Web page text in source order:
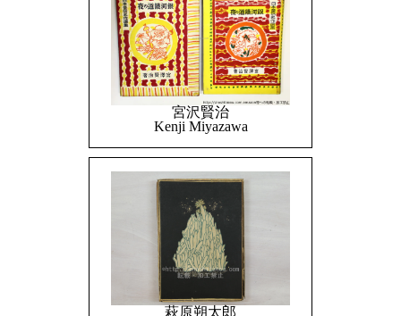
宮沢賢治
Kenji Miyazawa
萩原朔太郎